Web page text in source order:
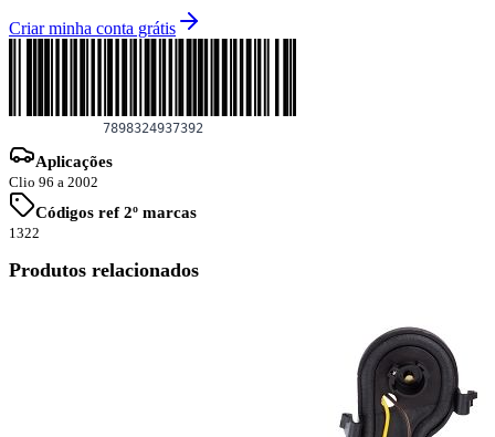
Criar minha conta grátis
Aplicações
Clio 96 a 2002
Códigos ref 2º marcas
1322
Produtos relacionados